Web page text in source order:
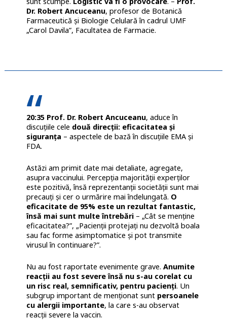
Dr. Robert Ancuceanu, profesor de Botanică
Farmaceutică şi Biologie Celulară în cadrul UMF
„Carol Davila”, Facultatea de Farmacie.
20:35 Prof. Dr. Robert Ancuceanu, aduce în
discuțiile cele două direcții: eficacitatea și
siguranța – aspectele de bază în discuțiile EMA și
FDA.
Astăzi am primit date mai detaliate, agregate,
asupra vaccinului. Percepția majorității experților
este pozitivă, însă reprezentanții societății sunt mai
precauți și cer o urmărire mai îndelungată. O
eficacitate de 95% este un rezultat fantastic,
însă mai sunt multe întrebări– „Cât se menține
eficacitatea?”, „Pacienții protejați nu dezvoltă boala
sau fac forme asimptomatice și pot transmite
virusul în continuare?”.
Nu au fost raportate evenimente grave. Anumite
reacții au fost severe însă nu s-au corelat cu
un risc real, semnificativ, pentru pacienți. Un
subgrup important de menționat sunt persoanele
cu alergii importante, la care s-au observat
reacții severe la vaccin.